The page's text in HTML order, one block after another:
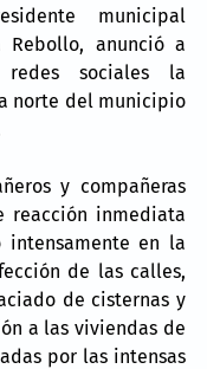
municipal
Rebollo, anunció a
sociales la
norte del municipio
y compañeras
reacción inmediata
intensamente en la
de las calles,
de cisternas y
a las viviendas de
por las intensas